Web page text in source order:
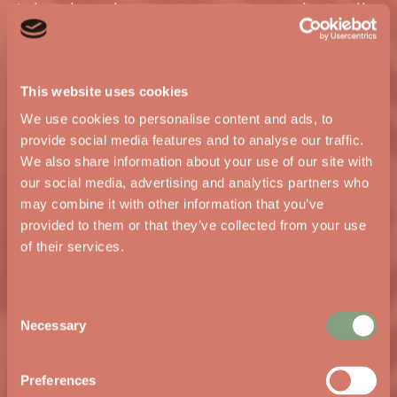
This website uses cookies
We use cookies to personalise content and ads, to
provide social media features and to analyse our traffic.
We also share information about your use of our site with
our social media, advertising and analytics partners who
may combine it with other information that you’ve
provided to them or that they’ve collected from your use
of their services.
Selection
Necessary
Preferences
Juist daardoor ontstaat een ruimte die
leeft.
Iedere horecazaak
vraagt om iets
anders
Een brasserie vraagt om een andere
sfeer dan een cocktailbar of
verwacht vaak een andere uitstraling
willen dineren.